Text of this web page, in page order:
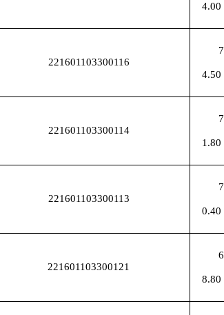
4.00
221601103300116
7
4.50
221601103300114
7
1.80
221601103300113
7
0.40
221601103300121
6
8.80